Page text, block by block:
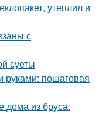
утеплил и
с
суеты
руками: пошаговая
дома из бруса: